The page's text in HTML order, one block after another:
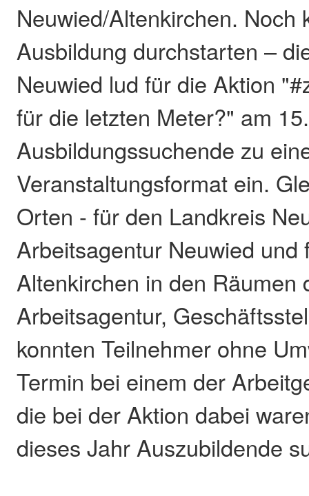
Neuwied/Altenkirchen. Noch
Ausbildung durchstarten –
Neuwied lud für die Aktion
für die letzten Meter?" am
Ausbildungssuchende zu
Veranstaltungsformat ein.
Orten - für den Landkreis
Arbeitsagentur Neuwied und
Altenkirchen in den Räumen
Arbeitsagentur,
konnten Teilnehmer ohne
Termin bei einem der
die bei der Aktion dabei
dieses Jahr Auszubildende